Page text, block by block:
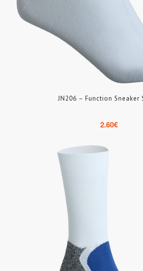
JN206 – Function Sneaker
2.60€